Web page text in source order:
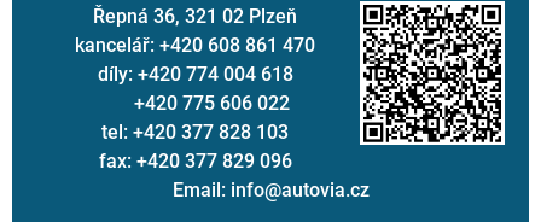
Řepná 36, 321 02 Plzeň
kancelář: +420 608 861 470
díly: +420 774 004 618
+420 775 606 022
tel: +420 377 828 103
fax: +420 377 829 096
Email: info@autovia.cz